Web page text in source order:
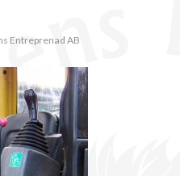
Entreprenad AB